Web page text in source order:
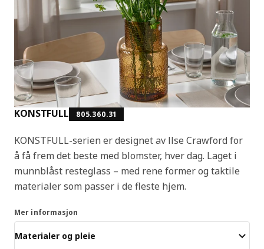
KONSTFULL 805.360.31
KONSTFULL-serien er designet av Ilse Crawford for
å få frem det beste med blomster, hver dag. Laget i
munnblåst resteglass – med rene former og taktile
materialer som passer i de fleste hjem.
Mer informasjon
Materialer og pleie